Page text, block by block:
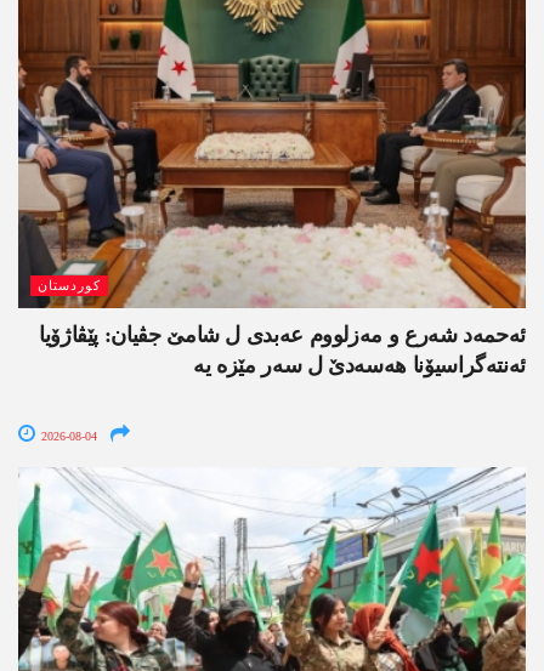
کوردستان
ئەحمەد شەرع و مەزلووم عەبدی ل شامێ جڤیان: پێڤاژۆیا
ئەنتەگراسیۆنا ھەسەدێ ل سەر مێزە یە
2026-08-04